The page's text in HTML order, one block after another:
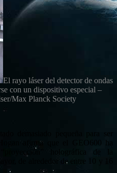
El rayo láser del detector de ondas
con un dispositivo especial –
Max Planck Society
demasiado pequeña para ser
afirma que el GEO600 ha
holográfica de la
de alrededor de entre 10 y 16